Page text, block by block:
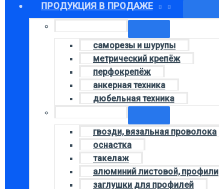
ПРОДУКЦИЯ В ПРОДАЖЕ
саморезы и шурупы
метрический крепёж
перфокрепёж
анкерная техника
дюбельная техника
гвозди, вязальная проволока
оснастка
такелаж
алюминий листовой, профили
заглушки для профилей